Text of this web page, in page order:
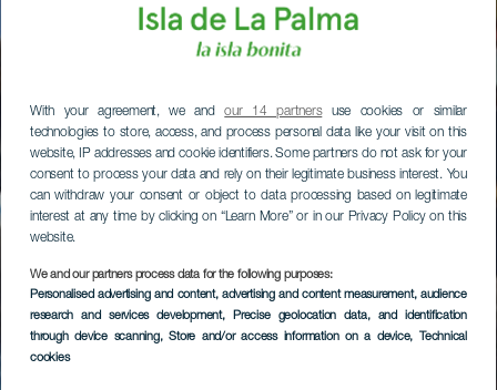
With your agreement, we andour 14 partnersuse cookies or similar
technologies to store, access, and process personal data like your visit on this
website, IP addresses and cookie identifiers. Some partners do not ask for your
consent to process your data and rely on their legitimate business interest. You
can withdraw your consent or object to data processing based on legitimate
interest at any time by clicking on “Learn More” or in our Privacy Policy on this
website.
We and our partners process data for the following purposes:
Personalised advertising and content, advertising and content measurement, audience
research and services development, Precise geolocation data, and identification
through device scanning, Store and/or access information on a device, Technical
cookies